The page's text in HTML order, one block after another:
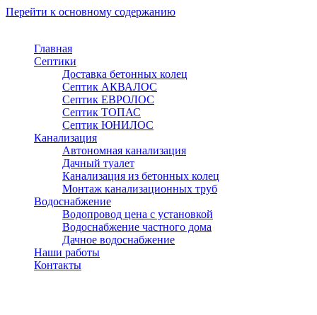
Перейти к основному содержанию
Главная
Септики
Доставка бетонных колец
Септик АКВАЛОС
Септик ЕВРОЛОС
Септик ТОПАС
Септик ЮНИЛОС
Канализация
Автономная канализация
Дачный туалет
Канализация из бетонных колец
Монтаж канализационных труб
Водоснабжение
Водопровод цена с установкой
Водоснабжение частного дома
Дачное водоснабжение
Наши работы
Контакты